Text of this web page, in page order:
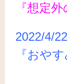
『想定
2022/4/
『おや